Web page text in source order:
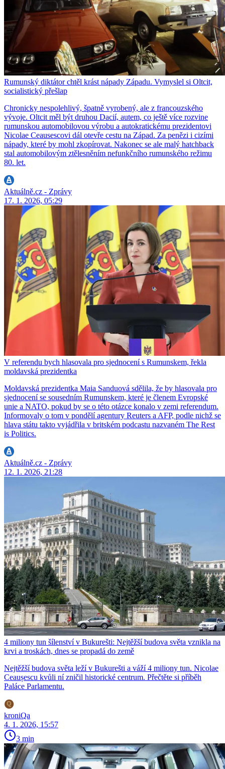
Rumunský diktátor chtěl krást nápady Západu. Vymyslel si Oltcit,
socialistický přešlap
Chronicky nespolehlivý, špatně vyrobený, ale z francouzského
vývoje. Oltcit měl být druhou Dacií, autem, co ještě více rozvine
rumunskou automobilovou výrobu a autokratickému prezidentovi
Nicolae Ceausescovi dál otevře cestu na Západ. Za penězi i cizími
nápady, které by mohl zkopírovat. Nakonec se ale malý hatchback
stal automobilovým ztělesněním nefunkčního rumunského režimu
80. let.
Aktuálně.cz - Zprávy
17. 1. 2026, 05:29
V referendu bych hlasovala pro sjednocení s Rumunskem, řekla
moldavská prezidentka
Moldavská prezidentka Maia Sanduová sdělila, že by hlasovala pro
sjednocení se sousedním Rumunskem, které je členem Evropské
unie a NATO, pokud by se o této otázce konalo v zemi referendum.
Informovaly o tom v pondělí agentury Reuters a AFP, podle nichž se
hlava státu takto vyjádřila v britském podcastu nazvaném The Rest
is Politics.
Aktuálně.cz - Zprávy
12. 1. 2026, 21:28
4 miliony tun šílenství v Bukurešti: Nejtěžší budova světa vznikla na
krvi a troskách, dnes se propadá do země
Nejtěžší budova světa leží v Bukurešti a váží 4 miliony tun. Nicolae
Ceaușescu kvůli ní zničil historické centrum. Přečtěte si příběh
Paláce Parlamentu.
kroniQa
4. 1. 2026, 15:57
3 min